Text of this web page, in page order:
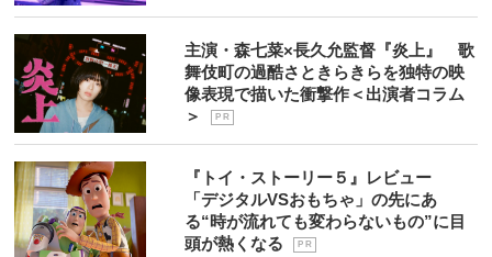
主演・森七菜×長久允監督『炎上』 歌
舞伎町の過酷さときらきらを独特の映
像表現で描いた衝撃作＜出演者コラム
＞
P R
『トイ・ストーリー５』レビュー
「デジタルVSおもちゃ」の先にあ
る“時が流れても変わらないもの”に目
頭が熱くなる
P R